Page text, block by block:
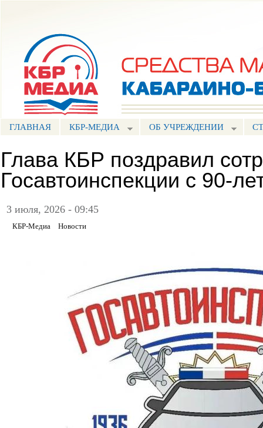
ГЛАВНАЯ КБР-МЕДИА ОБ УЧРЕЖДЕНИИ
Глава КБР поздравил
Госавтоинспекции с 90-
3 июля, 2026 - 09:45
КБР-Медиа Новости